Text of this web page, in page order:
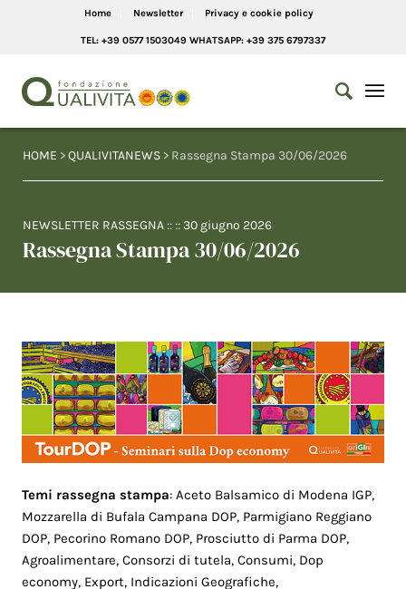
Home Newsletter Privacy e cookie policy
TEL: +39 0577 1503049 WHATSAPP: +39 375 6797337
HOME >QUALIVITANEWS > Rassegna Stampa 30/06/2026
NEWSLETTER RASSEGNA :: ::30 giugno 2026
Rassegna Stampa 30/06/2026
Temi rassegna stampa: Aceto Balsamico di Modena IGP,
Mozzarella di Bufala Campana DOP, Parmigiano Reggiano
DOP, Pecorino Romano DOP, Prosciutto di Parma DOP,
Agroalimentare, Consorzi di tutela, Consumi, Dop
economy, Export, Indicazioni Geografiche,